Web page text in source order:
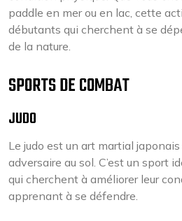
paddle en mer ou en lac, cette
débutants qui cherchent à se
de la nature.
SPORTS DE COMBAT
JUDO
Le judo est un art martial
adversaire au sol. C’est un sport
qui cherchent à améliorer leur
apprenant à se défendre.